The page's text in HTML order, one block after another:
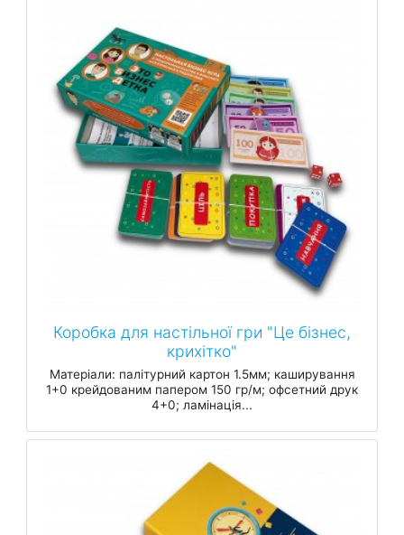
Коробка для настільної гри "Це бізнес,
крихітко"
Матеріали: палітурний картон 1.5мм; каширування
1+0 крейдованим папером 150 гр/м; офсетний друк
4+0; ламінація...